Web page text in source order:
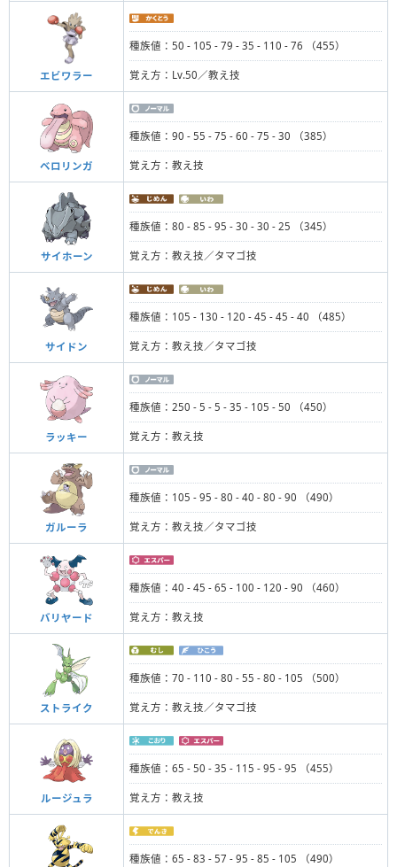
エビワラー
種族値：50 - 105 - 79 - 35 - 110 - 76 （455）
覚え方：Lv.50／教え技
ベロリンガ
種族値：90 - 55 - 75 - 60 - 75 - 30 （385）
覚え方：教え技
サイホーン
種族値：80 - 85 - 95 - 30 - 30 - 25 （345）
覚え方：教え技／タマゴ技
サイドン
種族値：105 - 130 - 120 - 45 - 45 - 40 （485）
覚え方：教え技／タマゴ技
ラッキー
種族値：250 - 5 - 5 - 35 - 105 - 50 （450）
覚え方：教え技
ガルーラ
種族値：105 - 95 - 80 - 40 - 80 - 90 （490）
覚え方：教え技／タマゴ技
バリヤード
種族値：40 - 45 - 65 - 100 - 120 - 90 （460）
覚え方：教え技
ストライク
種族値：70 - 110 - 80 - 55 - 80 - 105 （500）
覚え方：教え技／タマゴ技
ルージュラ
種族値：65 - 50 - 35 - 115 - 95 - 95 （455）
覚え方：教え技
種族値：65 - 83 - 57 - 95 - 85 - 105 （490）